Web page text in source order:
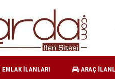
EMLAK İLANLARI ARAÇ